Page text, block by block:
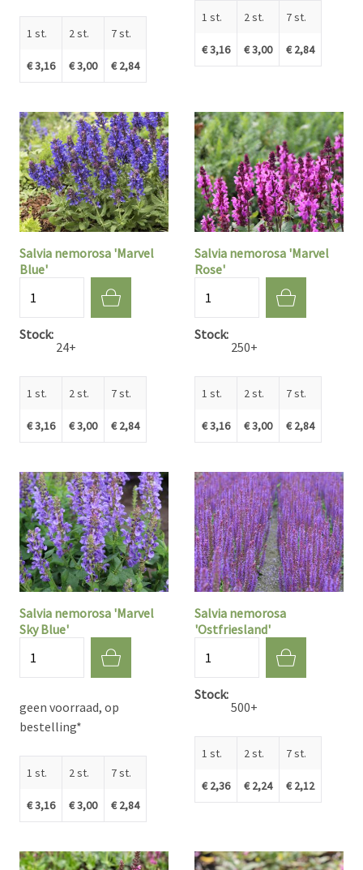
1 st.
€ 3,16
2 st.
€ 3,00
7 st.
€ 2,84
1 st.
€ 3,16
2 st.
€ 3,00
7 st.
€ 2,84
Salvia nemorosa 'Marvel
Blue'
Stock
24+
1 st.
€ 3,16
2 st.
€ 3,00
7 st.
€ 2,84
Salvia nemorosa 'Marvel
Rose'
Stock
250+
1 st.
€ 3,16
2 st.
€ 3,00
7 st.
€ 2,84
Salvia nemorosa 'Marvel
Sky Blue'
geen voorraad, op
bestelling*
1 st.
€ 3,16
2 st.
€ 3,00
7 st.
€ 2,84
Salvia nemorosa
'Ostfriesland'
Stock
500+
1 st.
€ 2,36
2 st.
€ 2,24
7 st.
€ 2,12